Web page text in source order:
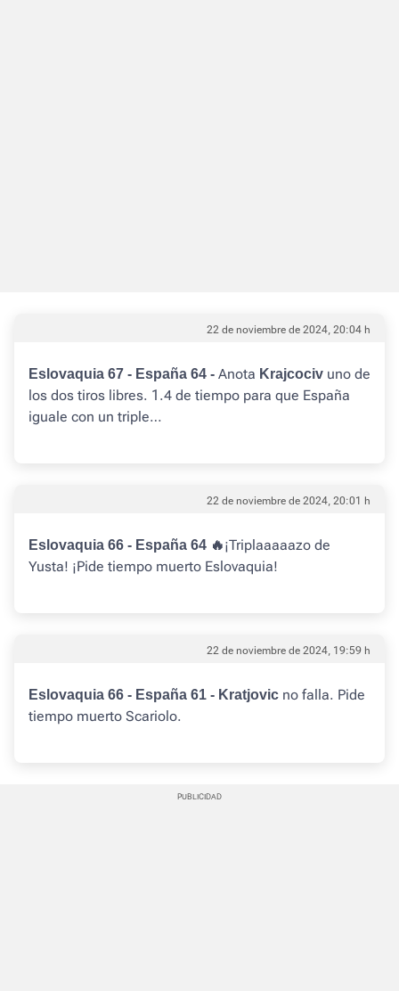
22 de noviembre de 2024, 20:04 h
Eslovaquia 67 - España 64 - Anota Krajcociv uno de
los dos tiros libres. 1.4 de tiempo para que España
iguale con un triple…
22 de noviembre de 2024, 20:01 h
Eslovaquia 66 - España 64 🔥¡Triplaaaaazo de
Yusta! ¡Pide tiempo muerto Eslovaquia!
22 de noviembre de 2024, 19:59 h
Eslovaquia 66 - España 61 - Kratjovic no falla. Pide
tiempo muerto Scariolo.